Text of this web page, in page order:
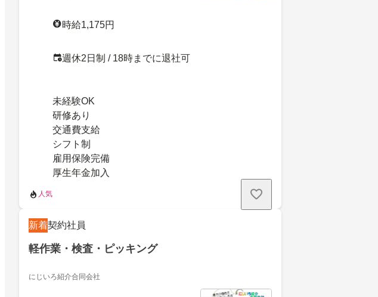
時給1,175円
週休2日制 / 18時までに退社可
未経験OK
研修あり
交通費支給
シフト制
雇用保険完備
厚生年金加入
人気
新着契約社員
軽作業・検査・ピッキング
にじいろ紹介合同会社